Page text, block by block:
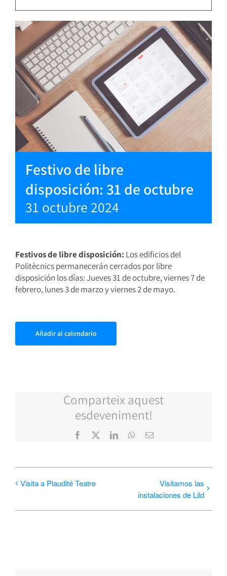
Festivo de libre
disposición: 31 de octubre
31 octubre 2024
Festivos de libre disposición: Los edificios del
Politècnics permanecerán cerrados por libre
disposición los días:Jueves 31 de octubre, viernes 7 de
febrero, lunes 3 de marzo y viernes 2 de mayo.
Añadir al calendario
Comparteix aquest
esdeveniment!
Facebook LinkedInWhatsApp
Correo
Visita a Plaudité Teatre
Visitamos las
instalaciones de Lild